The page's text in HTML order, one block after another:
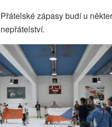
Přátelské zápasy budí u
nepřátelství.